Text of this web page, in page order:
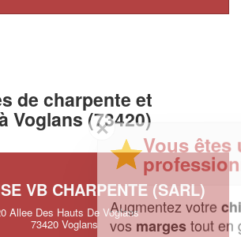
de charpente et
Voglans (73420)
VB CHARPENTE (SARL)
Allee Des Hauts De Voglans
73420 Voglans
Vous êtes un
professionnel ?
votrechiffre d'affaireset
margestout en gagnant de